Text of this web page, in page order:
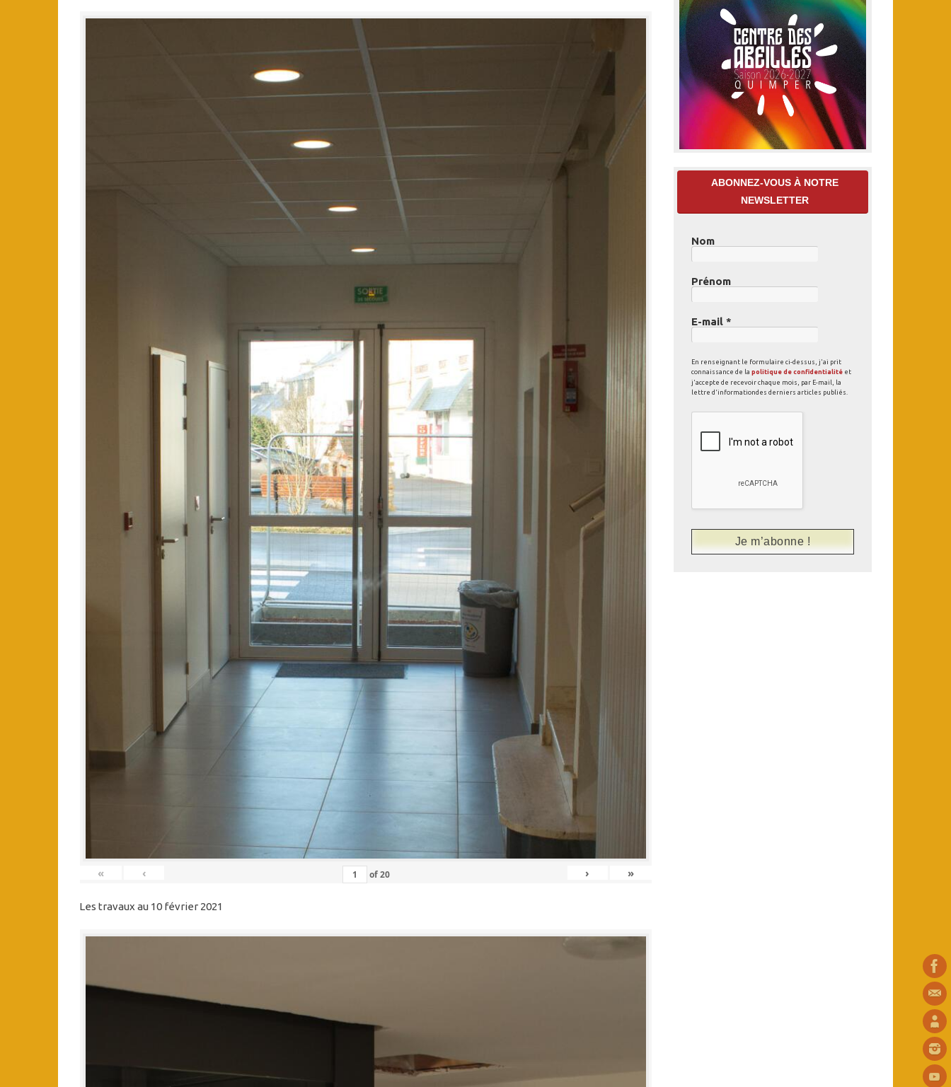
« ‹ of20 › »
Les travaux au 10 février 2021
ABONNEZ-VOUS À NOTRE
NEWSLETTER
Nom
Prénom
E-mail *
En renseignant le formulaire ci-dessus, j'ai prit
connaissance de la politique de confidentialité et
j'accepte de recevoir chaque mois, par E-mail, la
lettre d'informationdes derniers articles publiés.